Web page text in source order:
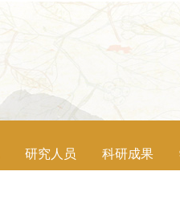
研究人员 科研成果